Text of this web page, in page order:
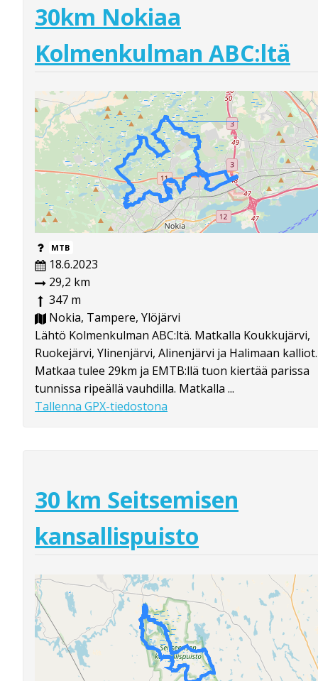
30km Nokiaa
Kolmenkulman ABC:ltä
MTB
18.6.2023
29,2 km
347 m
Nokia, Tampere, Ylöjärvi
Lähtö Kolmenkulman ABC:ltä. Matkalla Koukkujärvi,
Ruokejärvi, Ylinenjärvi, Alinenjärvi ja Halimaan kalliot.
Matkaa tulee 29km ja EMTB:llä tuon kiertää parissa
tunnissa ripeällä vauhdilla. Matkalla ...
Tallenna GPX-tiedostona
30 km Seitsemisen
kansallispuisto